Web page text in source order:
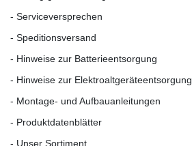
- Serviceversprechen
- Speditionsversand
- Hinweise zur Batterieentsorgung
- Hinweise zur Elektroaltgeräteentsorgung
- Montage- und Aufbauanleitungen
- Produktdatenblätter
- Unser Sortiment